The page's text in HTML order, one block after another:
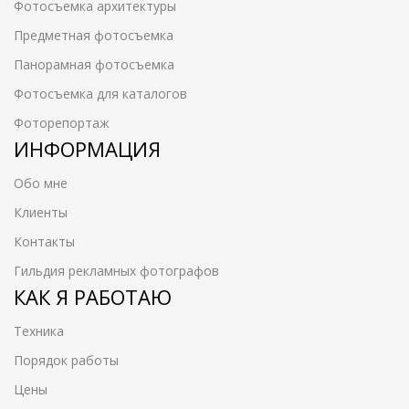
Фотосъемка архитектуры
Предметная фотосъемка
Панорамная фотосъемка
Фотосъемка для каталогов
Фоторепортаж
ИНФОРМАЦИЯ
Обо мне
Клиенты
Контакты
Гильдия рекламных фотографов
КАК Я РАБОТАЮ
Техника
Порядок работы
Цены